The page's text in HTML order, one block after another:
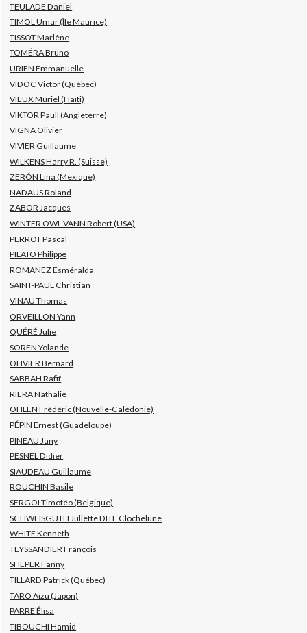
TEULADE Daniel
TIMOL Umar (Île Maurice)
TISSOT Marlène
TOMÉRA Bruno
URIEN Emmanuelle
VIDOC Victor (Québec)
VIEUX Muriel (Haïti)
VIKTOR Paull (Angleterre)
VIGNA Olivier
VIVIER Guillaume
WILKENS Harry R. (Suisse)
ZERÓN Lina (Mexique)
NADAUS Roland
ZABOR Jacques
WINTER OWL VANN Robert (USA)
PERROT Pascal
PILATO Philippe
ROMANEZ Esméralda
SAINT-PAUL Christian
VINAU Thomas
ORVEILLON Yann
QUÉRÉ Julie
SOREN Yolande
OLIVIER Bernard
SABBAH Rafif
RIERA Nathalie
OHLEN Frédéric (Nouvelle-Calédonie)
PÉPIN Ernest (Guadeloupe)
PINEAU Jany
PESNEL Didier
SIAUDEAU Guillaume
ROUCHIN Basile
SERGOÏ Timotéo (Belgique)
SCHWEISGUTH Juliette DITE Clochelune
WHITE Kenneth
TEYSSANDIER François
SHEPER Fanny
TILLARD Patrick (Québec)
TARO Aizu (Japon)
PARRE Élisa
TIBOUCHI Hamid